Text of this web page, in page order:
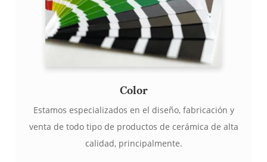
Color
Estamos especializados en el diseño, fabricación y
venta de todo tipo de productos de cerámica de alta
calidad, principalmente.